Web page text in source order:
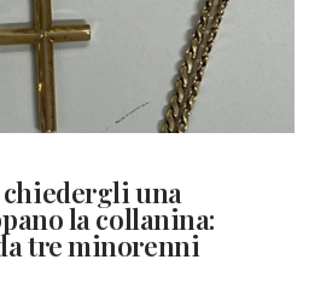
una
la collanina:
tre minorenni